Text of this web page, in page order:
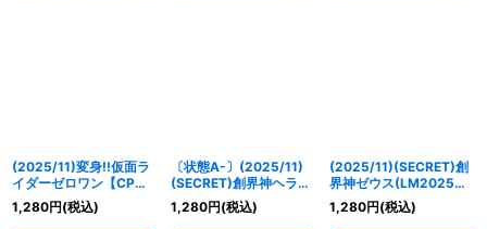
(2025/11)変身!!仮面ラ
イダーゼロワン【CP】
{CB34-CP06}《緑》
1,280円(税込)
〔状態A-〕(2025/11)
(SECRET)創界神ヘラ
(LM2025収録)【X-
SEC】{BS46-X10}
1,280円(税込)
(2025/11)(SECRET)創
界神ゼウス(LM2025収
録)【X-SEC】{BS46-
X09}《赤》
1,280円(税込)